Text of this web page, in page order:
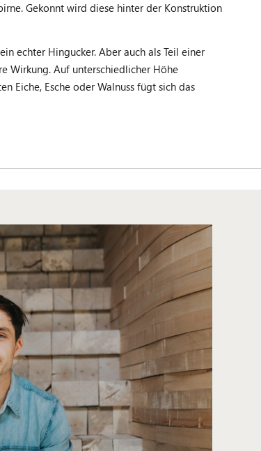
Gekonnt wird diese hinter der Konstruktion
echter Hingucker. Aber auch als Teil einer
Wirkung. Auf unterschiedlicher Höhe
Eiche, Esche oder Walnuss fügt sich das